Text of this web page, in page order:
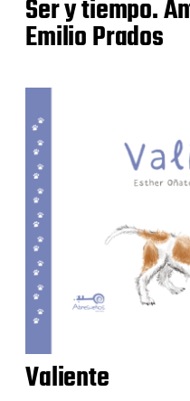
Ser y tiempo.
Emilio Prados
Valiente